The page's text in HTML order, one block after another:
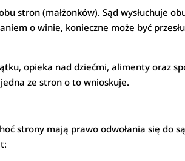
stron (małżonków). Sąd wysłuchuje
o winie, konieczne może być
opieka nad dziećmi, alimenty oraz
ze stron o to wnioskuje.
strony mają prawo odwołania się do